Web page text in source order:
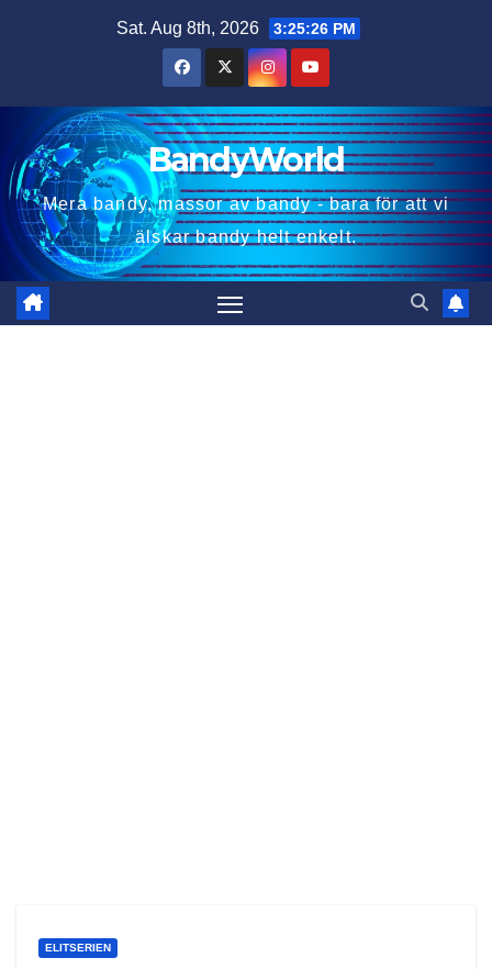
Sat. Aug 8th, 2026 3:25:27 PM
BandyWorld
Mera bandy, massor av bandy - bara för att vi
älskar bandy helt enkelt.
ELITSERIEN